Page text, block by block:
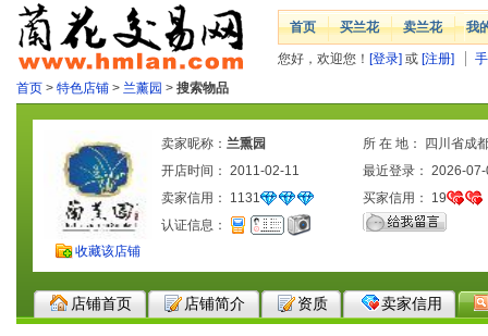
首页 买兰花 卖兰花 我
您好，欢迎您！ [登录] 或 [注册]
首页 > 特色店铺 > 兰薰园 > 搜索物品
收藏该店铺
卖家昵称： 兰熏园
所 在 地： 四川省成
开店时间： 2011-02-11
最近登录： 2026-
卖家信用： 1131 买家信用： 19
认证信息：
店铺首页 店铺简介 资质 卖家信用